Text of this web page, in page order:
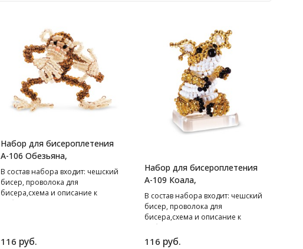
Набор для бисероплетения
А-106 Обезьяна,
В cостав набора входит: чешский
бисер, проволока для
бисера,схема и описание к
работе.
116 руб.
Набор для бисероплетения
А-109 Коала,
В cостав набора входит: чешский
бисер, проволока для
бисера,схема и описание к
работе.
116 руб.